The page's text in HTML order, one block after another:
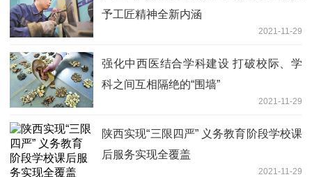
予工匠精神全新内涵
2021-11-29
强化中西医结合学科建设 打破校际、学
科之间互相隔绝的“围墙”
2021-11-29
陕西实现“三限四严” 义务教育阶段学校课
后服务实现全覆盖
2021-11-29